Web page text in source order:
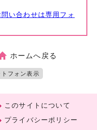
い合わせは専用フォ
ホームへ戻る
トフォン表示
このサイトについて
プライバシーポリシー